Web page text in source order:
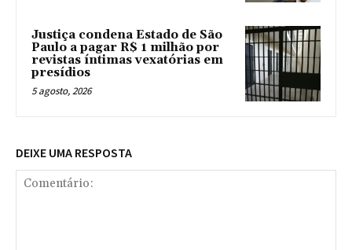
Justiça condena Estado de São
Paulo a pagar R$ 1 milhão por
revistas íntimas vexatórias em
presídios
5 agosto, 2026
DEIXE UMA RESPOSTA